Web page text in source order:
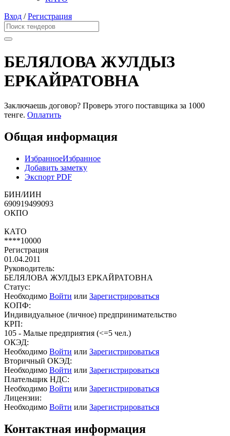
Вход /Регистрация
БЕЛЯЛОВА ЖУЛДЫЗ
ЕРКАЙРАТОВНА
Заключаешь договор? Проверь этого поставщика за 1000
тенге. Оплатить
Общая информация
ИзбранноеИзбранное
Добавить заметку
Экспорт PDF
БИН/ИИН
690919499093
ОКПО
КАТО
****10000
Регистрация
01.04.2011
Руководитель:
БЕЛЯЛОВА ЖУЛДЫЗ ЕРКАЙРАТОВНА
Статус:
Необходимо Войти или Зарегистрироваться
КОПФ:
Индивидуальное (личное) предпринимательство
КРП:
105 - Малые предприятия (<=5 чел.)
ОКЭД:
Необходимо Войти или Зарегистрироваться
Вторичный ОКЭД:
Необходимо Войти или Зарегистрироваться
Плательщик НДС:
Необходимо Войти или Зарегистрироваться
Лицензии:
Необходимо Войти или Зарегистрироваться
Контактная информация